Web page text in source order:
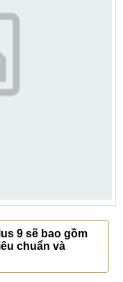
9 sẽ bao gồm
chuẩn và